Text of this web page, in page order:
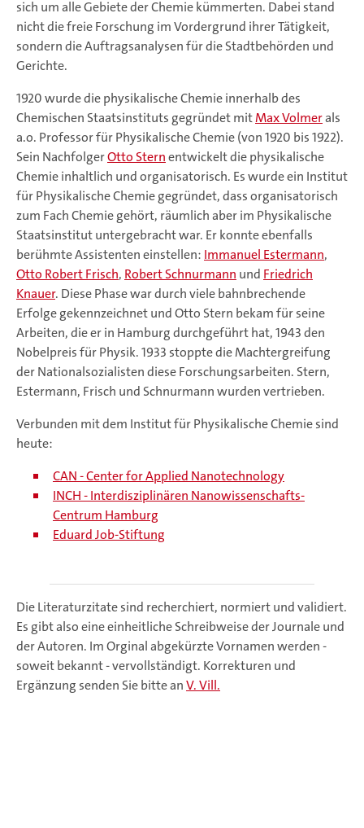
sich um alle Gebiete der Chemie kümmerten. Dabei stand
nicht die freie Forschung im Vordergrund ihrer Tätigkeit,
sondern die Auftragsanalysen für die Stadtbehörden und
Gerichte.
1920 wurde die physikalische Chemie innerhalb des
Chemischen Staatsinstituts gegründet mitMax Volmerals
a.o. Professor für Physikalische Chemie (von 1920 bis 1922).
Sein NachfolgerOtto Sternentwickelt die physikalische
Chemie inhaltlich und organisatorisch. Es wurde ein Institut
für Physikalische Chemie gegründet, dass organisatorisch
zum Fach Chemie gehört, räumlich aber im Physikalische
Staatsinstitut untergebracht war. Er konnte ebenfalls
berühmte Assistenten einstellen: Immanuel Estermann,
Otto Robert Frisch, Robert Schnurmann und Friedrich
Knauer. Diese Phase war durch viele bahnbrechende
Erfolge gekennzeichnet und Otto Stern bekam für seine
Arbeiten, die er in Hamburg durchgeführt hat, 1943 den
Nobelpreis für Physik. 1933 stoppte die Machtergreifung
der Nationalsozialisten diese Forschungsarbeiten. Stern,
Estermann, Frisch und Schnurmann wurden vertrieben.
Verbunden mit dem Institut für Physikalische Chemie sind
heute:
CAN - Center for Applied Nanotechnology
INCH - Interdisziplinären Nanowissenschafts-
Centrum Hamburg
Eduard Job-Stiftung
Die Literaturzitate sind recherchiert, normiert und validiert.
Es gibt also eine einheitliche Schreibweise der Journale und
der Autoren. Im Orginal abgekürzte Vornamen werden -
soweit bekannt - vervollständigt. Korrekturen und
Ergänzung senden Sie bitte anV. Vill.